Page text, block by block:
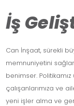
İş
Can İnşaat, sürekli
memnuniyetini
benimser.
çalışanlarımıza ve
yeni işler alma ve